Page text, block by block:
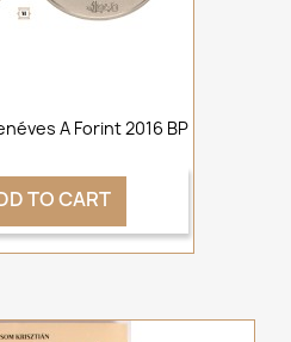
A Forint 2016 BP
TO CART